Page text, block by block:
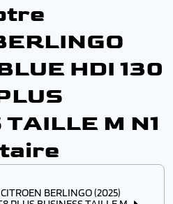
HDI 130
M N1
BERLINGO (2025)